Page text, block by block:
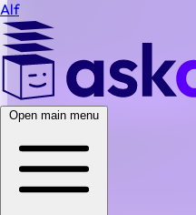
Alf
Open main menu
BACK TO ALL FAQS
favoriser l’adoption ?
Nous proposons des